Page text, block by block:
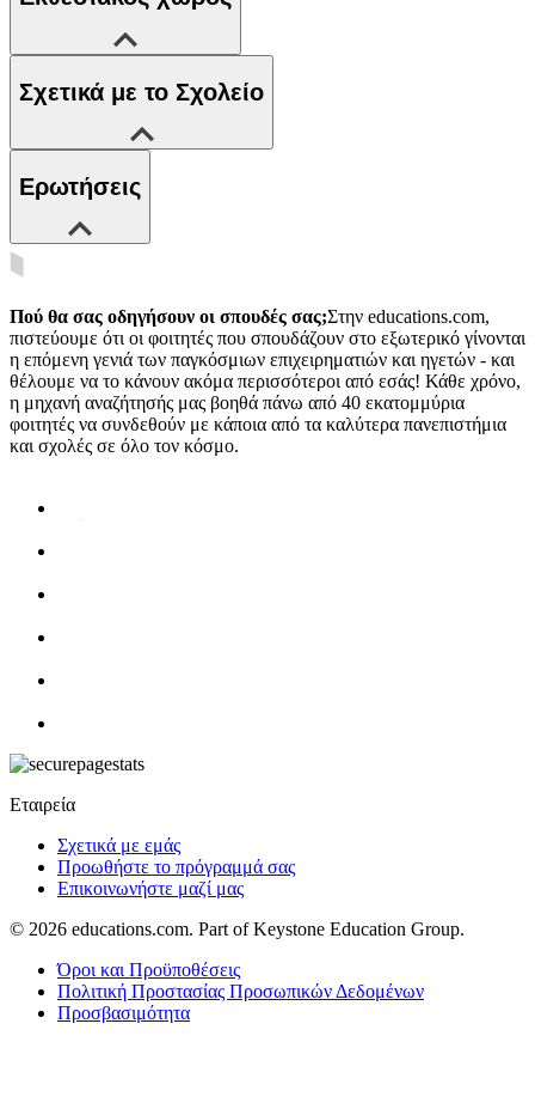
Σχετικά με το Σχολείο
Ερωτήσεις
Πού θα σας οδηγήσουν οι σπουδές σας;Στην educations.com,
πιστεύουμε ότι οι φοιτητές που σπουδάζουν στο εξωτερικό γίνονται
η επόμενη γενιά των παγκόσμιων επιχειρηματιών και ηγετών - και
θέλουμε να το κάνουν ακόμα περισσότεροι από εσάς! Κάθε χρόνο,
η μηχανή αναζήτησής μας βοηθά πάνω από 40 εκατομμύρια
φοιτητές να συνδεθούν με κάποια από τα καλύτερα πανεπιστήμια
και σχολές σε όλο τον κόσμο.
Εταιρεία
Σχετικά με εμάς
Προωθήστε το πρόγραμμά σας
Επικοινωνήστε μαζί μας
© 2026 educations.com. Part of Keystone Education Group.
Όροι και Προϋποθέσεις
Πολιτική Προστασίας Προσωπικών Δεδομένων
Προσβασιμότητα